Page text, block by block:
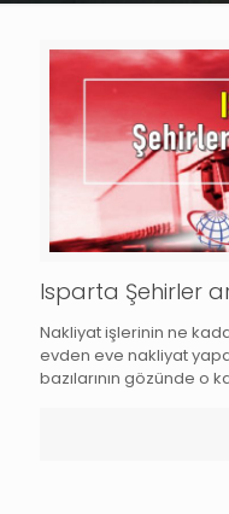
Isparta Şehirler
Nakliyat işlerinin ne
evden eve nakliyat
bazılarının gözünde o